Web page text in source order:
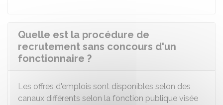
Quelle est la procédure de
recrutement sans concours d'un
fonctionnaire ?
Les offres d'emplois sont disponibles selon des
canaux différents selon la fonction publique visée